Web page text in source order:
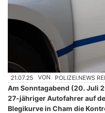
21.07.25 VON POLIZEI.NEWS
Am Sonntagabend (20. Juli
27-jähriger Autofahrer auf
Blegikurve in Cham die